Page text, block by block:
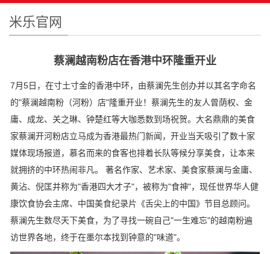
米乐官网
蔡澜越南粉店在香港中环隆重开业
7月5日，在寸土寸金的香港中环，由蔡澜先生创办并以其名字命名
的"蔡澜越南粉（河粉）店"隆重开业！蔡澜先生的友人曾荫权、金
庸、成龙、关之琳、钟楚红等大咖悉数到场祝贺。大名鼎鼎的美食
家蔡澜开河粉店立马成为香港最热门新闻，开业当天吸引了数十家
媒体现场报道，慕名而来的食客也排着长队等候分享美食，让本来
就拥挤的中环热闹非凡。 著名作家、艺术家、美食家蔡澜与金庸、
黄沾、倪匡并称为"香港四大才子"，被称为"食神"，现任世界华人健
康饮食协会主席、中国美食纪录片《舌尖上的中国》节目总顾问。
蔡澜先生数尽天下美食，为了寻找一碗自己"一生难忘"的越南粉遍
访世界各地，终于在墨尔本找到钟意的"味道"。